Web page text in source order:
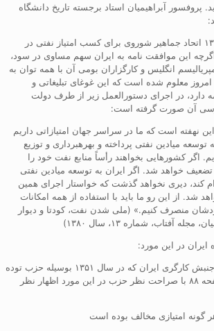
پروفسور آبراهیمیان استاد برجسته تاریخ دانشگاه
“مجلس پیشنهاد سال ۱۳۲۴ اتحاد جماهیر شوروی برای کسب امتیاز نفتی در
این موافقت نامه به ایران سهم مساوی در سود،
انگلیس و کارگزاران بومی آن با همه توان به
معلوم شده است که این غوغای تبلیغاتی و
دارد، در اجرای دستورالعمل زیر از طرف دولت
آن صورت گرفته است:
نهفته است که ما در سراسر جهان امتیازاتی داریم
توسعه میادین نفتی پرداخته و بهرهبرداری و توزیع
اگر کشورهایی بخواهند رأساً منابع نفت خود را
خواهد شد. اگر ایران به توسعه میادین نفتی
کند، دیری نخواهد گذشت که خواستار اجرای همین
شد. از این رو ما باید با استفاده از همه امکانات
منصرف کنیم.» (ملی شدن نفت، کودتا و دیوار
آفتاب، شماره ۱۳، سال ۱۳۸۰)
در این مورد:
در کتاب شمهای در باره جنبش کارگری ایران که در سال ۱۳۵۱ بوسیله حزب توده
ایران انتشار یافته در صفحه ۸۸ با صراحت نظر حزب در این مورد اظهار نظر